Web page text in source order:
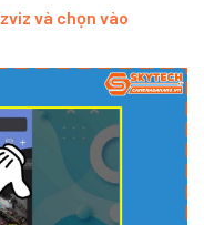
và chọn vào